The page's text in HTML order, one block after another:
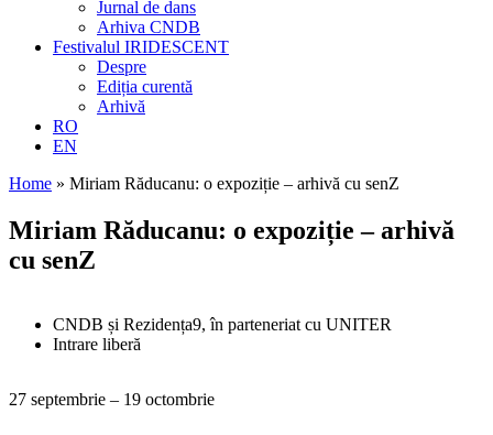
Jurnal de dans
Arhiva CNDB
Festivalul IRIDESCENT
Despre
Ediția curentă
Arhivă
RO
EN
Home » Miriam Răducanu: o expoziție – arhivă cu senZ
Miriam Răducanu: o expoziție – arhivă
cu senZ
CNDB și Rezidența9, în parteneriat cu UNITER
Intrare liberă
27 septembrie – 19 octombrie